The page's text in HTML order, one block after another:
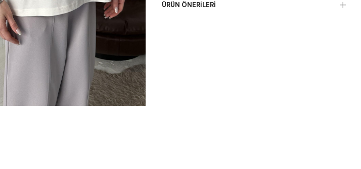
ÜRÜN ÖNERILERI